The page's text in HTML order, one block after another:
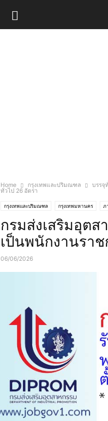
Home กรุงเทพและปริมณฑล บรรจุ
ทั่วไป 26 อัตรา
กรุงเทพและปริมณฑล กรุงเทพมหานคร ภ
กรมส่งเสริมอุตส
เป็นพนักงานรา
06/06/2026